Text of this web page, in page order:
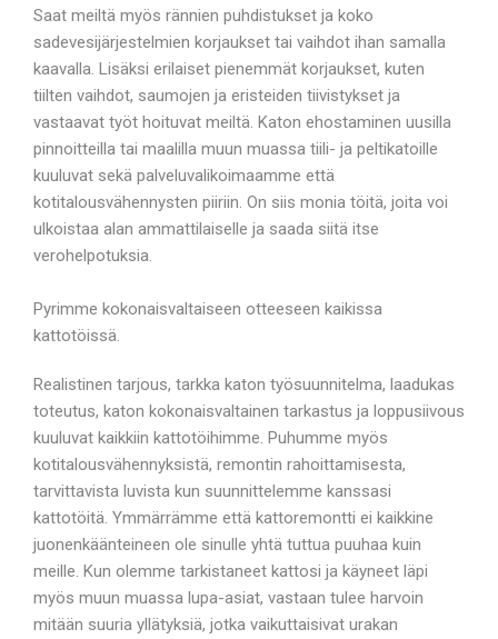
Saat meiltä myös rännien puhdistukset ja koko
sadevesijärjestelmien korjaukset tai vaihdot ihan samalla
kaavalla. Lisäksi erilaiset pienemmät korjaukset, kuten
tiilten vaihdot, saumojen ja eristeiden tiivistykset ja
vastaavat työt hoituvat meiltä. Katon ehostaminen uusilla
pinnoitteilla tai maalilla muun muassa tiili- ja peltikatoille
kuuluvat sekä palveluvalikoimaamme että
kotitalousvähennysten piiriin. On siis monia töitä, joita voi
ulkoistaa alan ammattilaiselle ja saada siitä itse
verohelpotuksia.
Pyrimme kokonaisvaltaiseen otteeseen kaikissa
kattotöissä.
Realistinen tarjous, tarkka katon työsuunnitelma, laadukas
toteutus, katon kokonaisvaltainen tarkastus ja loppusiivous
kuuluvat kaikkiin kattotöihimme. Puhumme myös
kotitalousvähennyksistä, remontin rahoittamisesta,
tarvittavista luvista kun suunnittelemme kanssasi
kattotöitä. Ymmärrämme että kattoremontti ei kaikkine
juonenkäänteineen ole sinulle yhtä tuttua puuhaa kuin
meille. Kun olemme tarkistaneet kattosi ja käyneet läpi
myös muun muassa lupa-asiat, vastaan tulee harvoin
mitään suuria yllätyksiä, jotka vaikuttaisivat urakan